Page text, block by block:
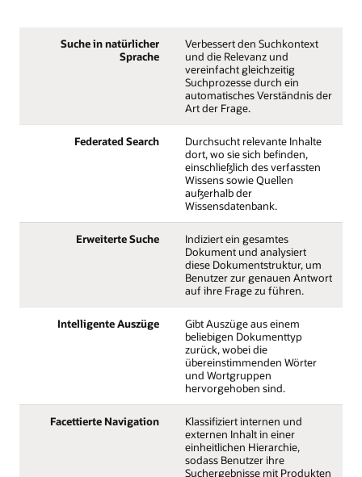
Suche in natürlicher
Sprache
Verbessert den Suchkontext
und die Relevanz und
vereinfacht gleichzeitig
Suchprozesse durch ein
automatisches Verständnis der
Art der Frage.
Federated Search
Durchsucht relevante Inhalte
dort, wo sie sich befinden,
einschließlich des verfassten
Wissens sowie Quellen
außerhalb der
Wissensdatenbank.
Erweiterte Suche
Indiziert ein gesamtes
Dokument und analysiert
diese Dokumentstruktur, um
Benutzer zur genauen Antwort
auf ihre Frage zu führen.
Intelligente Auszüge
Gibt Auszüge aus einem
beliebigen Dokumenttyp
zurück, wobei die
übereinstimmenden Wörter
und Wortgruppen
hervorgehoben sind.
Facettierte Navigation
Klassifiziert internen und
externen Inhalt in einer
einheitlichen Hierarchie,
sodass Benutzer ihre
Suchergebnisse mit Produkten